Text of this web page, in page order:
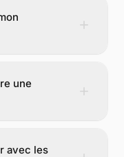
une
avec les